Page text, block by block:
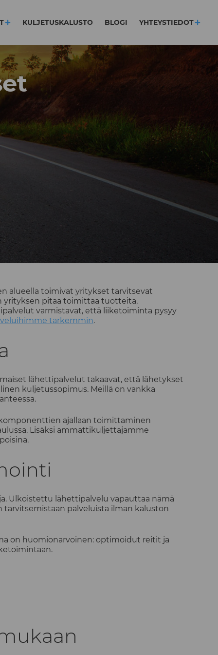
KULJETUSKALUSTO BLOGI YHTEYSTIEDOT
alueella toimivat yritykset tarvitsevat
yrityksen pitää toimittaa tuotteita,
varmistavat, että liiketoiminta pysyy
tarkemmin.
lähettipalvelut takaavat, että lähetykset
kuljetussopimus. Meillä on vankka
ajallaan toimittaminen
Lisäksi ammattikuljettajamme
Ulkoistettu lähettipalvelu vapauttaa nämä
palveluista ilman kaluston
on huomionarvoinen: optimoidut reitit ja